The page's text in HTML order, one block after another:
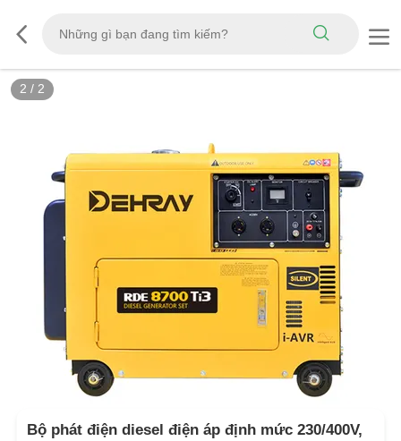
2 / 2
Bộ phát điện diesel điện áp định mức 230/400V,